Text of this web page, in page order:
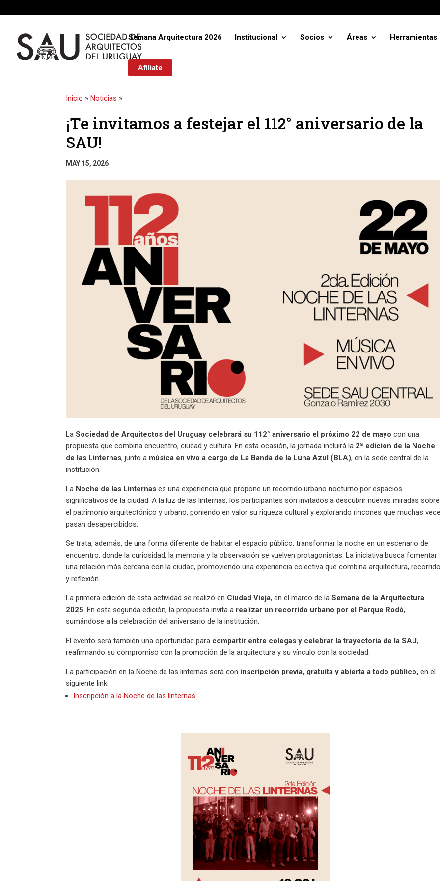
Semana Arquitectura 2026 Institucional Socios Áreas Herramientas
Afiliate
Inicio »Noticias »
¡Te invitamos a festejar el 112° aniversario de la
SAU!
MAY 15, 2026
LaSociedad de Arquitectos del Uruguay celebrará su 112° aniversario el próximo 22 de mayo con una
propuesta que combina encuentro, ciudad y cultura. En esta ocasión, la jornada incluirá la 2ª edición de la Noche
de las Linternas, junto a música en vivo a cargo de La Banda de la Luna Azul (BLA), en la sede central de la
institución.
La Noche de las Linternas es una experiencia que propone un recorrido urbano nocturno por espacios
significativos de la ciudad. A la luz de las linternas, los participantes son invitados a descubrir nuevas miradas sobre
el patrimonio arquitectónico y urbano, poniendo en valor su riqueza cultural y explorando rincones que muchas
pasan desapercibidos.
Se trata, además, de una forma diferente de habitar el espacio público: transformar la noche en un escenario de
encuentro, donde la curiosidad, la memoria y la observación se vuelven protagonistas. La iniciativa busca fomentar
una relación más cercana con la ciudad, promoviendo una experiencia colectiva que combina arquitectura,
y reflexión.
La primera edición de esta actividad se realizó en Ciudad Vieja, en el marco de laSemana de la Arquitectura
2025. En esta segunda edición, la propuesta invita a realizar un recorrido urbano por el Parque Rodó,
sumándose a la celebración del aniversario de la institución.
El evento será también una oportunidad para compartir entre colegas y celebrar la trayectoria de la SAU,
reafirmando su compromiso con la promoción de la arquitectura y su vínculo con la sociedad.
La participación en la Noche de las linternas será con inscripción previa, gratuita y abierta a todo público,en el
siguiente link:
Inscripción a la Noche de las linternas